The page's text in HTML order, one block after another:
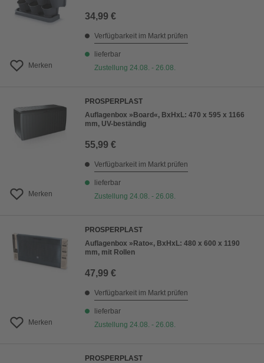
Merken
34,99 €
Verfügbarkeit im Markt prüfen
lieferbar
Zustellung 24.08. - 26.08.
Merken
PROSPERPLAST
Auflagenbox »Board«, BxHxL: 470 x 595 x 1166
mm, UV-beständig
55,99 €
Verfügbarkeit im Markt prüfen
lieferbar
Zustellung 24.08. - 26.08.
Merken
PROSPERPLAST
Auflagenbox »Rato«, BxHxL: 480 x 600 x 1190
mm, mit Rollen
47,99 €
Verfügbarkeit im Markt prüfen
lieferbar
Zustellung 24.08. - 26.08.
PROSPERPLAST